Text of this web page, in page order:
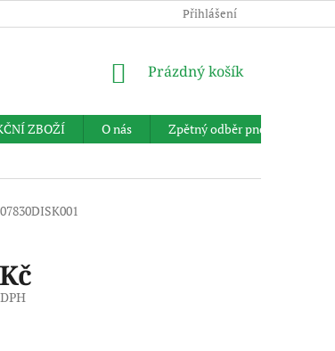
Přihlášení
NÁKUPNÍ
Prázdný košík
ZBOŽÍ O nás
Zpětný odběr pneumatik